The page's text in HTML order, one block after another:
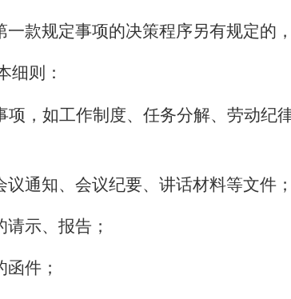
款规定事项的决策程序另有规定的
细则：
项，如工作制度、任务分解、劳动纪
议通知、会议纪要、讲话材料等文件；
请示、报告；
函件；